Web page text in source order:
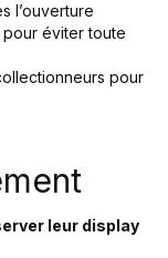
l’ouverture
éviter toute
pour
leur display